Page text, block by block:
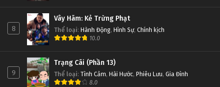
8
Vây Hãm: Kẻ Trừng Phạt
Thể loại: Hành Động, Hình Sự, Chính kịch
10.0
9
Trạng Cãi (Phần 13)
Thể loại: Tình Cảm, Hài Hước, Phiêu Lưu, Gia Đình
8.0